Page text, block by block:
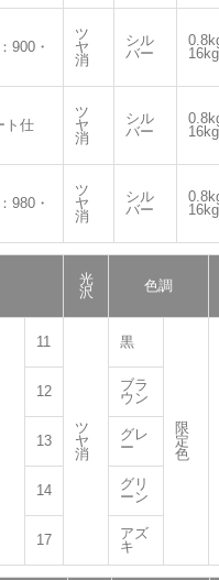
900・
ツ
ヤ
消
シル
バー
16kg
ト仕
ツ
ヤ
消
シル
バー
16kg
980・
ツ
ヤ
消
シル
バー
16kg
光
沢
色調
11
ツ
ヤ
消
黒
限
定
色
12
ブラ
ウン
13
グレ
ー
14
グリ
ーン
17
アズ
キ